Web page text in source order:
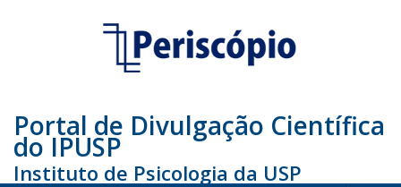
Portal de Divulgação Científica
do IPUSP
Instituto de Psicologia da USP